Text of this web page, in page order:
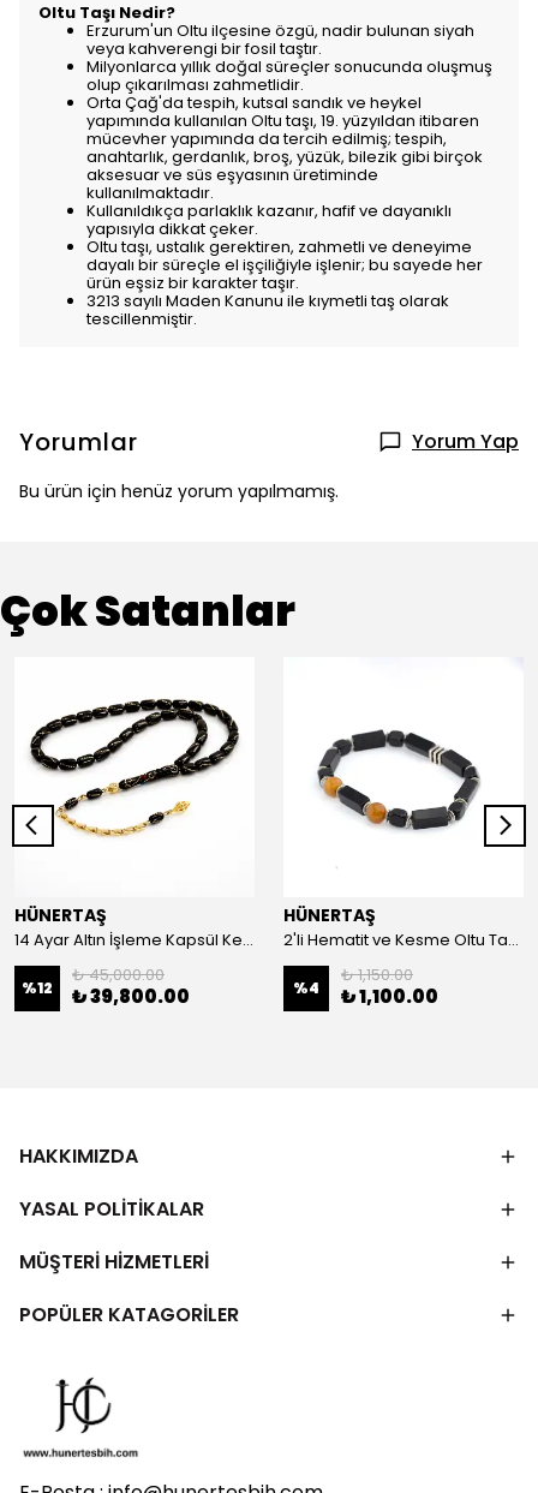
Oltu Taşı Nedir?
Erzurum'un Oltu ilçesine özgü, nadir bulunan siyah
veya kahverengi bir fosil taştır.
Milyonlarca yıllık doğal süreçler sonucunda oluşmuş
olup çıkarılması zahmetlidir.
Orta Çağ'da tespih, kutsal sandık ve heykel
yapımında kullanılan Oltu taşı, 19. yüzyıldan itibaren
mücevher yapımında da tercih edilmiş; tespih,
anahtarlık, gerdanlık, broş, yüzük, bilezik gibi birçok
aksesuar ve süs eşyasının üretiminde
kullanılmaktadır.
Kullanıldıkça parlaklık kazanır, hafif ve dayanıklı
yapısıyla dikkat çeker.
Oltu taşı, ustalık gerektiren, zahmetli ve deneyime
dayalı bir süreçle el işçiliğiyle işlenir; bu sayede her
ürün eşsiz bir karakter taşır.
3213 sayılı Maden Kanunu ile kıymetli taş olarak
tescillenmiştir.
Yorumlar Yorum Yap
Bu ürün için henüz yorum yapılmamış.
Çok Satanlar
HÜNERTAŞ
14 Ayar Altın İşleme Kapsül Kesim Oltu Taşı Tespih
%12
₺ 45,000.00
₺ 39,800.00
HÜNERTAŞ
2'li Hematit ve Kesme Oltu Taşı Bileklik
%4
₺ 1,150.00
₺ 1,100.00
HAKKIMIZDA
YASAL POLİTİKALAR
MÜŞTERİ HİZMETLERİ
POPÜLER KATAGORİLER